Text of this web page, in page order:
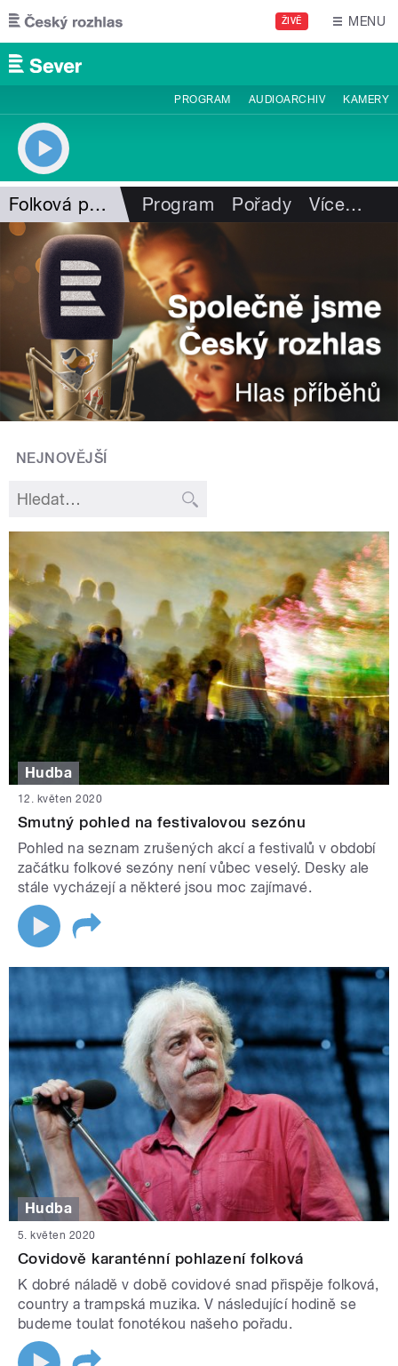
Přejít k hlavnímu obsahu
ŽIVĚ MENU
PROGRAM AUDIOARCHIV KAMERY
Folková pohlazení Program Pořady Více…
NEJNOVĚJŠÍ
Hudba
12. květen 2020
Smutný pohled na festivalovou sezónu
Pohled na seznam zrušených akcí a festivalů v období
začátku folkové sezóny není vůbec veselý. Desky ale
stále vycházejí a některé jsou moc zajímavé.
Hudba
5. květen 2020
Covidově karanténní pohlazení folková
K dobré náladě v době covidové snad přispěje folková,
country a trampská muzika. V následující hodině se
budeme toulat fonotékou našeho pořadu.